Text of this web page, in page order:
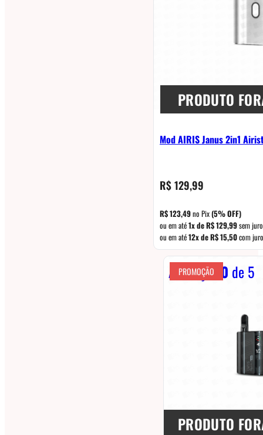
PRODUTO
Mod AIRIS Janus 2in1
R$129,99
R$123,49no Pix(5% OFF)
ou em até1x deR$129,99sem
ou em até12x deR$15,50com
Avaliação 0 de 5
PROMOÇÃO
PRODUTO